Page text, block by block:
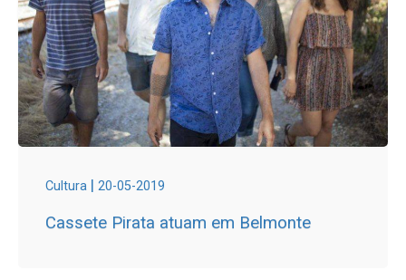
Cultura | 20-05-2019
Cassete Pirata atuam em Belmonte